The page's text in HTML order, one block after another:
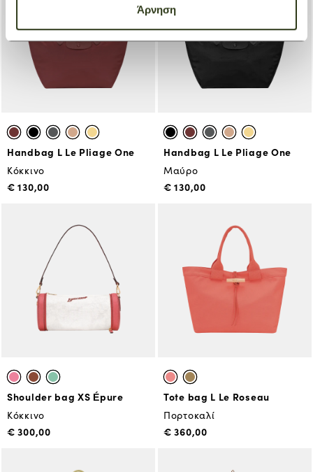
Άρνηση
Handbag L Le Pliage One
Κόκκινο
€ 130,00
Handbag L Le Pliage One
Μαύρο
€ 130,00
Shoulder bag XS Épure
Κόκκινο
€ 300,00
Tote bag L Le Roseau
Πορτοκαλί
€ 360,00